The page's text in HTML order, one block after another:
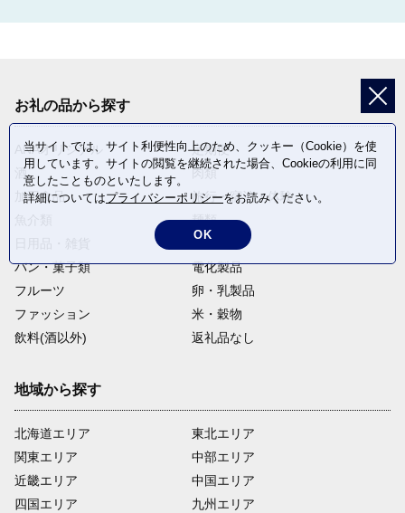
お礼の品から探す
ANAオリジナル
定期便
酒
肉類
加工食品
旅行・宿泊・体験
麺類
野菜
パン・菓子類
電化製品
フルーツ
卵・乳製品
ファッション
米・穀物
飲料(酒以外)
返礼品なし
地域から探す
北海道エリア
関東エリア
近畿エリア
四国エリア
東北エリア
中部エリア
中国エリア
九州エリア
当サイトでは、サイト利便性向上のため、クッキー（Cookie）を使
用しています。サイトの閲覧を継続された場合、Cookieの利用に同
意したことものといたします。
詳細についてはプライバシーポリシーをお読みください。
OK